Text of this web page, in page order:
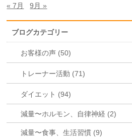
« 7月
9月 »
ブログカテゴリー
お客様の声 (50)
トレーナー活動 (71)
ダイエット (94)
減量〜ホルモン、自律神経 (2)
減量〜食事、生活習慣 (9)